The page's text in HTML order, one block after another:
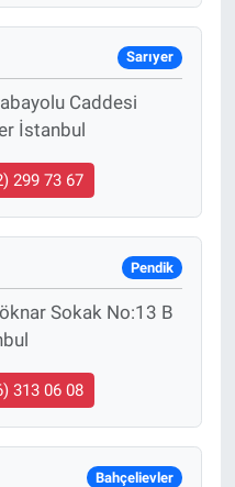
Sarıyer
Caddesi
İstanbul
299 73 67
Pendik
Sokak No:13 B
313 06 08
Bahçelievler